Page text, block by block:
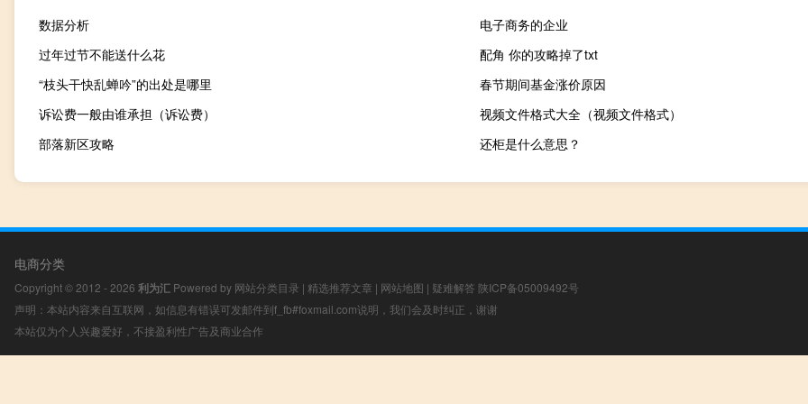
数据分析
电子商务的企业
过年过节不能送什么花
配角 你的攻略掉了txt
“枝头干快乱蝉吟”的出处是哪里
春节期间基金涨价原因
诉讼费一般由谁承担（诉讼费）
视频文件格式大全（视频文件格式）
部落新区攻略
还柜是什么意思？
电商分类
Copyright © 2012 - 2026 利为汇 Powered by 网站分类目录 | 精选推荐文章 | 网站地图 | 疑难解答 陕ICP备05009492号
声明：本站内容来自互联网，如信息有错误可发邮件到f_fb#foxmail.com说明，我们会及时纠正，谢谢
本站仅为个人兴趣爱好，不接盈利性广告及商业合作